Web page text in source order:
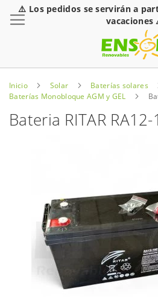
⚠️ Los pedidos se servirán a
vacaciones
Inicio Solar
Baterías solares
Baterías Monobloque AGM y GEL
Bateria RITAR
imágenes